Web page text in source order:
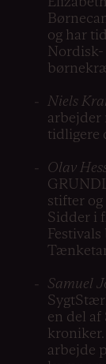
og har
Niels
arbejder
tidligere
Olav
stifter
Sidder i
Samuel
en del
arbejde